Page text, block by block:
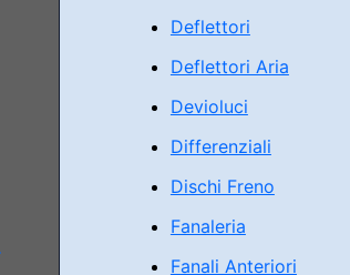
Deflettori
Deflettori Aria
Devioluci
Differenziali
Dischi Freno
Fanaleria
Fanali Anteriori